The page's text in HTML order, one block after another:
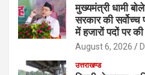
मुख्यमंत्री धामी
सरकार की
में हजारों पदों पर की
August 6, 2026
उत्तराखण्ड